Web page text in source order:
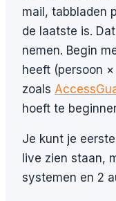
mail, tabbladen
de laatste is.
nemen. Begin
heeft (persoon
zoals
hoeft te
Je kunt je
live zien staan,
systemen en 2